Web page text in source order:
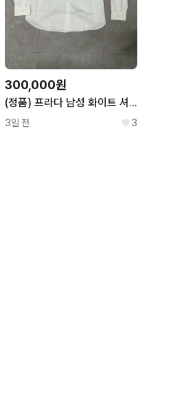
300,000원
(정품) 프라다 남성 화이트 셔츠 XL 새제품 급처
3일 전 3